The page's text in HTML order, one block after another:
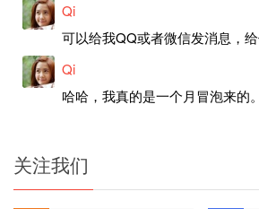
Qi
Qi
哈哈，我真的是一个月冒泡来的。
关注我们